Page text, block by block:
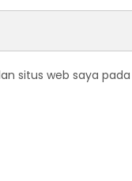
situs web saya